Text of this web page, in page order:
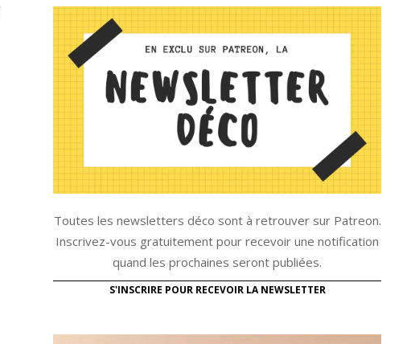
Toutes les newsletters déco sont à retrouver sur Patreon.
Inscrivez-vous gratuitement pour recevoir une notification
quand les prochaines seront publiées.
S'INSCRIRE POUR RECEVOIR LA NEWSLETTER